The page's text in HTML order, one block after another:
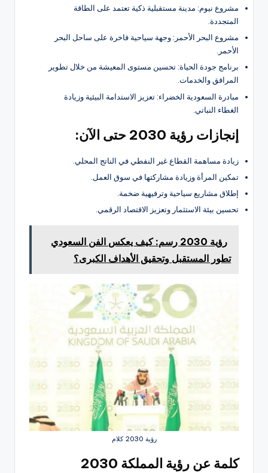
مشروع نيوم: مدينة مستقبلية ذكية تعتمد على الطاقة
المتجددة.
مشروع البحر الأحمر: وجهة سياحية فاخرة على ساحل البحر
الأحمر.
برنامج جودة الحياة: تحسين مستوى المعيشة من خلال تطوير
المرافق والخدمات.
مبادرة السعودية الخضراء: تعزيز الاستدامة البيئية وزيادة
الغطاء النباتي.
إنجازات رؤية 2030 حتى الآن:
زيادة مساهمة القطاع غير النفطي في الناتج المحلي.
تمكين المرأة وزيادة مشاركتها في سوق العمل.
إطلاق مشاريع سياحية وترفيهية ضخمة.
تحسين بيئة الاستثمار وتعزيز الاقتصاد الرقمي.
رؤية 2030 رسم: كيف يعكس الفن السعودي
تطور المستقبل وتحقيق الأهداف الكبرى؟
رؤية 2030 كلام
كلمة عن رؤية المملكة 2030